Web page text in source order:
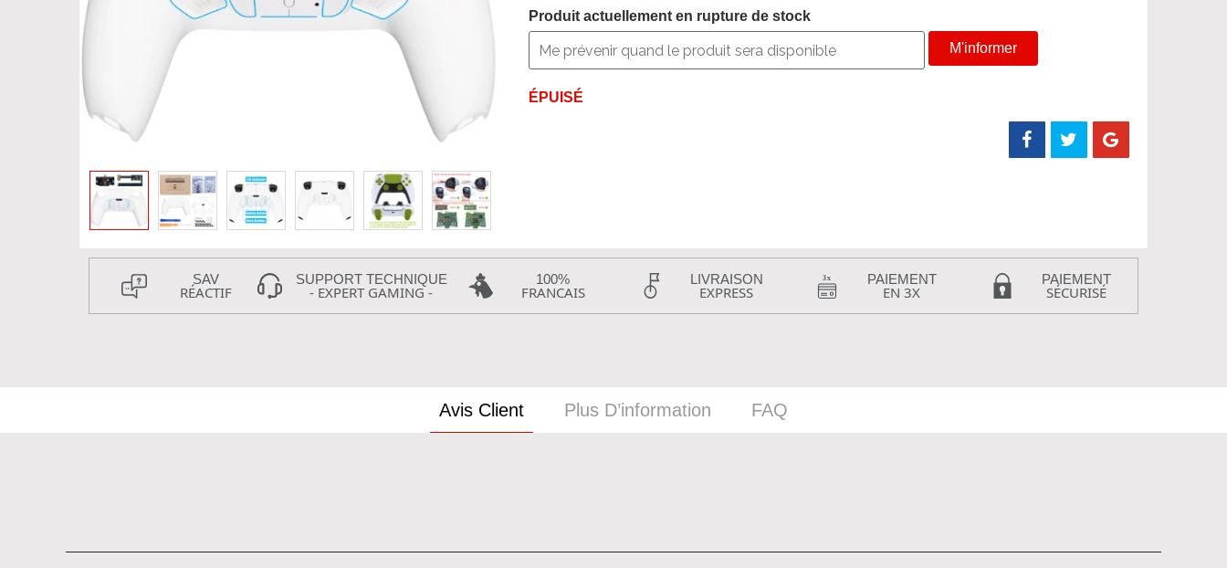
Produit actuellement en rupture de stock
M'informer
ÉPUISÉ
SAV
RÉACTIF
SUPPORT TECHNIQUE
- EXPERT GAMING -
100%
FRANCAIS
LIVRAISON
EXPRESS
PAIEMENT
EN 3X
PAIEMENT
SÉCURISÉ
Avis Client Plus D’information FAQ